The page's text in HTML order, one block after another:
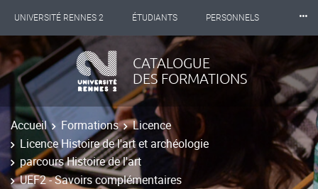
UNIVERSITÉ RENNES 2 ÉTUDIANTS PERSONNELS
INTERNATIONAL PROFESSIONNELS
LES NOUVELLES DE RENNES 2
⸱⸱⸱
CATALOGUE
DES FORMATIONS
Accueil Formations
Licence
Licence Histoire de l'art et archéologie
parcours Histoire de l'art
UEF2 - Savoirs complémentaires